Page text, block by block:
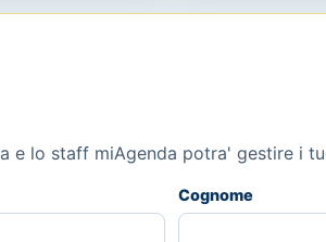
e lo staff miAgenda potra' gestire i
Cognome